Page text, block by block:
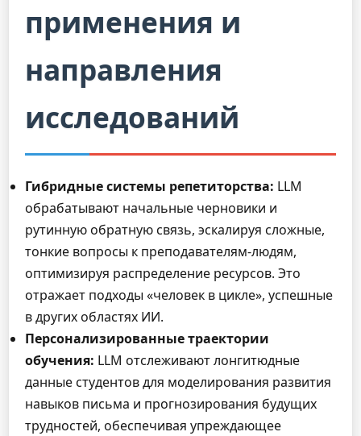
применения и
направления
исследований
Гибридные системы репетиторства: LLM
обрабатывают начальные черновики и
рутинную обратную связь, эскалируя сложные,
тонкие вопросы к преподавателям-людям,
оптимизируя распределение ресурсов. Это
отражает подходы «человек в цикле», успешные
в других областях ИИ.
Персонализированные траектории
обучения: LLM отслеживают лонгитюдные
данные студентов для моделирования развития
навыков письма и прогнозирования будущих
трудностей, обеспечивая упреждающее